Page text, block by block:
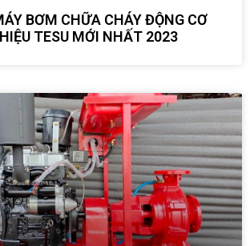
BƠM CHỮA CHÁY ĐỘNG CƠ
TESU MỚI NHẤT 2023